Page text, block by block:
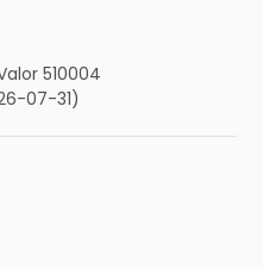
510004
07-31)